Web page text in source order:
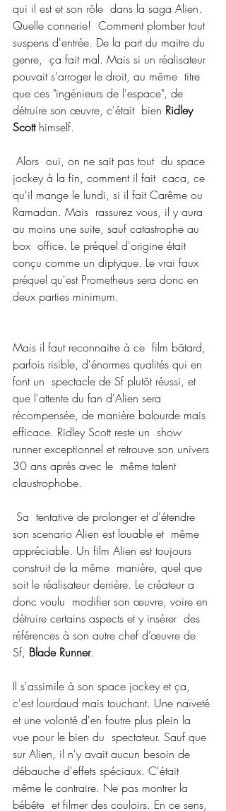
qui il est et son rôle  dans la saga Alien.
Quelle connerie!  Comment plomber tout
suspens d'entrée. De la part du maitre du
genre,  ça fait mal. Mais si un réalisateur
pouvait s'arroger le droit, au même  titre
que ces "ingénieurs de l'espace", de
détruire son œuvre, c'était  bien Ridley
Scott himself.
jockey à la fin, comment il fait  caca, ce
qu'il mange le lundi, si il fait Carême ou
Ramadan. Mais  rassurez vous, il y aura
au moins une suite, sauf catastrophe au
box  office. Le préquel d'origine était
conçu comme un diptyque. Le vrai faux
préquel qu'est Prometheus sera donc en
deux parties minimum.
Mais il faut reconnaitre à ce  film bâtard,
parfois risible, d'énormes qualités qui en
font un  spectacle de Sf plutôt réussi, et
que l'attente du fan d'Alien sera
récompensée, de manière balourde mais
efficace. Ridley Scott reste un  show
runner exceptionnel et retrouve son univers
30 ans après avec le  même talent
claustrophobe.
son scenario Alien est louable et  même
appréciable. Un film Alien est toujours
construit de la même  manière, quel que
soit le réalisateur derrière. Le créateur a
donc voulu  modifier son œuvre, voire en
détruire certains aspects et y insérer  des
références à son autre chef d’œuvre de
Sf, Blade Runner.
Il s'assimile à son space jockey et ça,
c'est lourdaud mais touchant. Une naïveté
et une volonté d'en foutre plus plein la
vue pour le bien du  spectateur. Sauf que
sur Alien, il n'y avait aucun besoin de
débauche d'effets spéciaux. C'était
même le contraire. Ne pas montrer la
bébête  et filmer des couloirs. En ce sens,